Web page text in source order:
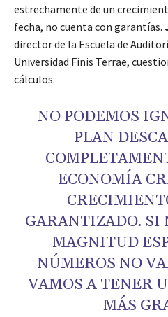
estrechamente de un
fecha, no cuenta con garantías.
director de la Escuela de
Universidad Finis Terrae,
cálculos.
NO PODEMOS
PLAN
ECONOMÍA
GARANTIZADO. SI
MAGNITUD
NÚMEROS NO
VAMOS A TENER
MÁS